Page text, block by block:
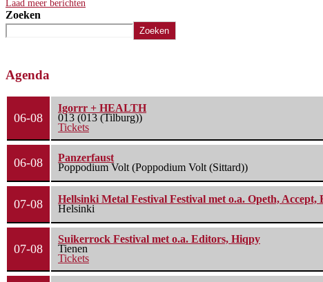
Laad meer berichten
Zoeken
Zoeken
Agenda
06-08
Igorrr + HEALTH
013 (013 (Tilburg))
Tickets
06-08
Panzerfaust
Poppodium Volt (Poppodium Volt (Sittard))
07-08
Hellsinki Metal Festival Festival met o.a. Opeth,
Helsinki
07-08
Suikerrock Festival met o.a. Editors, Hiqpy
Tienen
Tickets